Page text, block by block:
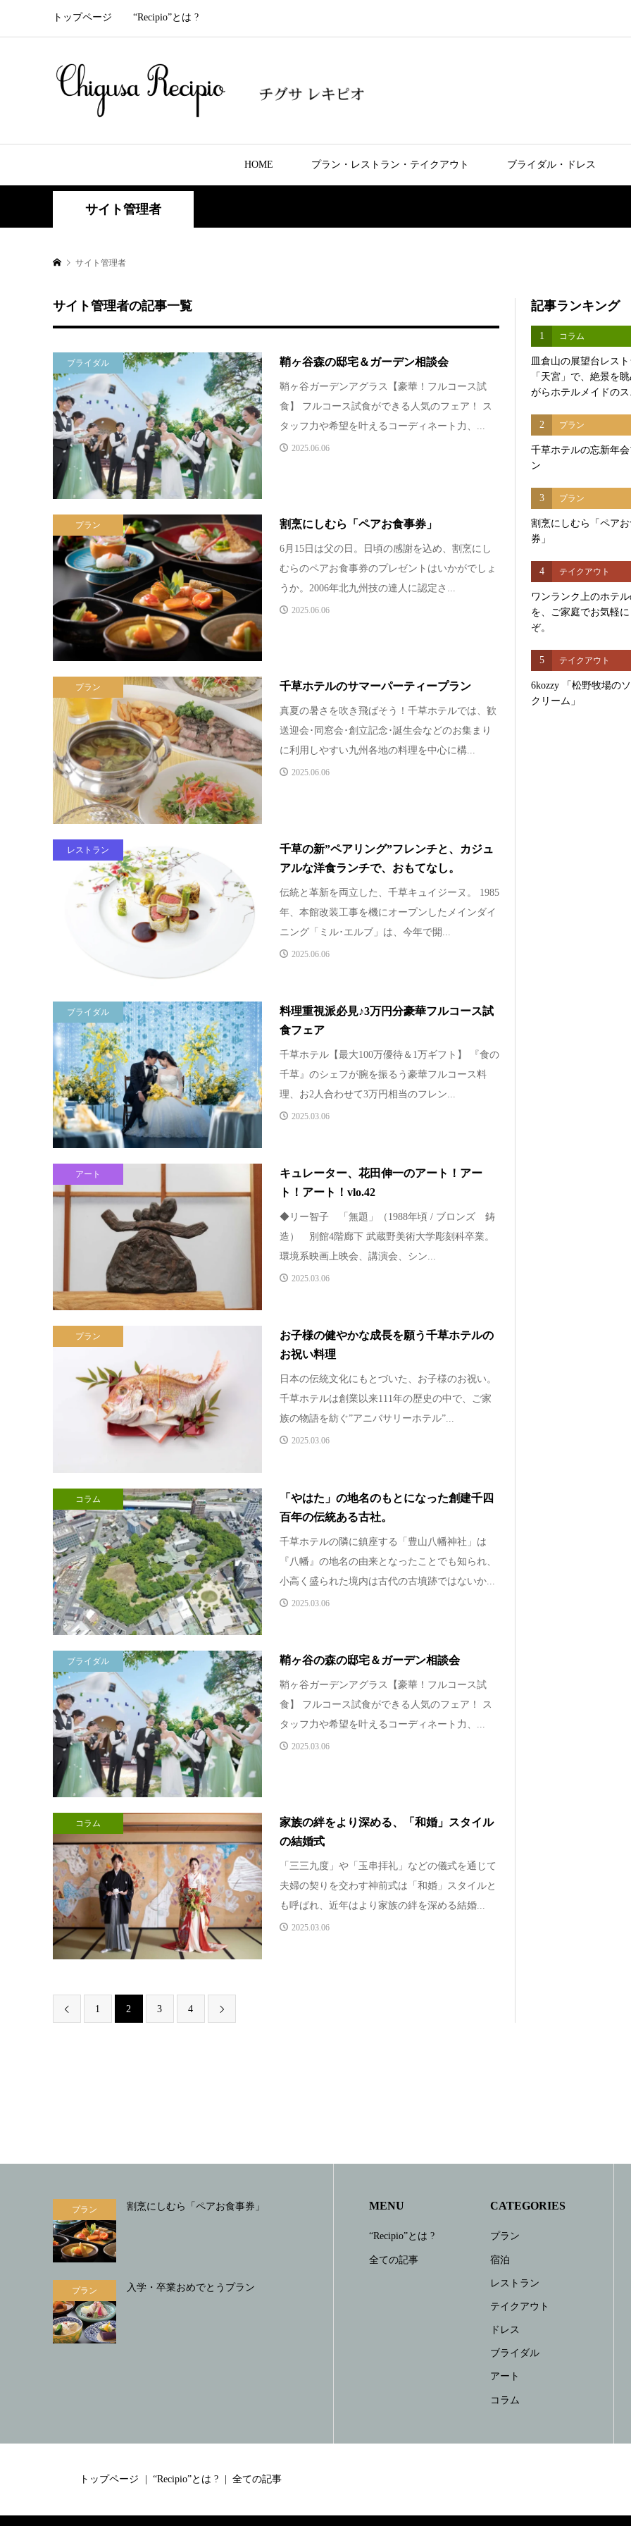
トップページ “Recipio”とは ?
HOME プラン・レストラン・テイクアウト ブライダル・ドレス
サイト管理者
サイト管理者
サイト管理者の記事一覧
ブライダル 鞘ヶ谷森の邸宅＆ガーデン相談会
鞘ヶ谷ガーデンアグラス【豪華！フルコース試
食】 フルコース試食ができる人気のフェア！ ス
タッフ力や希望を叶えるコーディネート力、...
2025.06.06
プラン 割烹にしむら「ペアお食事券」
6月15日は父の日。日頃の感謝を込め、割烹にし
むらのペアお食事券のプレゼントはいかがでしょ
うか。2006年北九州技の達人に認定さ...
2025.06.06
プラン 千草ホテルのサマーパーティープラン
真夏の暑さを吹き飛ばそう！千草ホテルでは、歓
送迎会･同窓会･創立記念･誕生会などのお集まり
に利用しやすい九州各地の料理を中心に構...
2025.06.06
レストラン
千草の新”ペアリング”フレンチと、カジュ
アルな洋食ランチで、おもてなし。
伝統と革新を両立した、千草キュイジーヌ。 1985
年、本館改装工事を機にオープンしたメインダイ
ニング「ミル･エルブ」は、今年で開...
2025.06.06
ブライダル
料理重視派必見♪3万円分豪華フルコース試
食フェア
千草ホテル【最大100万優待＆1万ギフト】 『食の
千草』のシェフが腕を振るう豪華フルコース料
理、お2人合わせて3万円相当のフレン...
2025.03.06
アート
キュレーター、花田伸一のアート！アー
ト！アート！vlo.42
◆リー智子 「無題」（1988年頃 / ブロンズ 鋳
造） 別館4階廊下 武蔵野美術大学彫刻科卒業。
環境系映画上映会、講演会、シン...
2025.03.06
プラン
お子様の健やかな成長を願う千草ホテルの
お祝い料理
日本の伝統文化にもとづいた、お子様のお祝い。
千草ホテルは創業以来111年の歴史の中で、ご家
族の物語を紡ぐ”アニバサリーホテル”...
2025.03.06
コラム
「やはた」の地名のもとになった創建千四
百年の伝統ある古社。
千草ホテルの隣に鎮座する「豊山八幡神社」は
『八幡』の地名の由来となったことでも知られ、
小高く盛られた境内は古代の古墳跡ではないか...
2025.03.06
ブライダル 鞘ヶ谷の森の邸宅＆ガーデン相談会
鞘ヶ谷ガーデンアグラス【豪華！フルコース試
食】 フルコース試食ができる人気のフェア！ ス
タッフ力や希望を叶えるコーディネート力、...
2025.03.06
コラム
家族の絆をより深める、「和婚」スタイル
の結婚式
「三三九度」や「玉串拝礼」などの儀式を通じて
夫婦の契りを交わす神前式は「和婚」スタイルと
も呼ばれ、近年はより家族の絆を深める結婚...
2025.03.06
 1 2 3 4 
記事ランキング
1 コラム
皿倉山の展望台レス
「天宮」で、絶景を
がらホテルメイドの
2 プラン
千草ホテルの忘新年
ン
3 プラン
割烹にしむら「ペア
券」
4 テイクアウト
ワンランク上のホテ
を、ご家庭でお気軽
ぞ。
5 テイクアウト
6kozzy 「松野牧場の
クリーム」
プラン 割烹にしむら「ペアお食事券」
プラン 入学・卒業おめでとうプラン
MENU
“Recipio”とは ?
全ての記事
CATEGORIES
プラン
宿泊
レストラン
テイクアウト
ドレス
ブライダル
アート
コラム
トップページ “Recipio”とは ? 全ての記事